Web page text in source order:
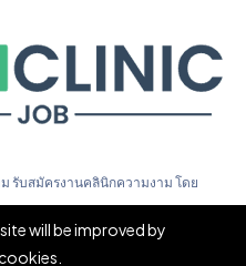
รับสมัครงานคลินิกความงาม โดย
will be improved by